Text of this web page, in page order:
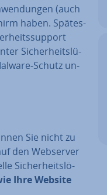
(auch
haben. Spä­tes­
Si­cher­heits­lü­
Schutz un­
Sie nicht zu
den Webserver
Si­cher­heits­lö­
Ihre Website